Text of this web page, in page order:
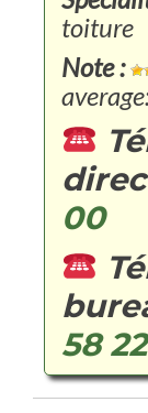
toiture
Note :
00
58 22